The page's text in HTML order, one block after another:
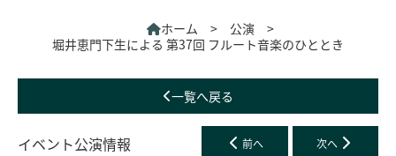
ホーム > 公演
>
堀井恵門下生による 第37回 フルート音楽のひととき
一覧へ戻る
イベント公演情報 前へ 次へ